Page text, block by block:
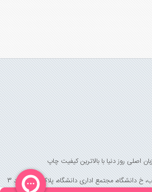
اصلی روز دنیا با بالاترین کیفیت چاپ
دانشگاه، مجتمع اداری دانشگاه، پلاک 158 واحد 3